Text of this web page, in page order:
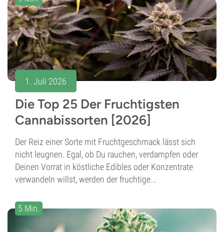
1. Juli 2026
Die Top 25 Der Fruchtigsten
Cannabissorten [2026]
Der Reiz einer Sorte mit Fruchtgeschmack lässt sich
nicht leugnen. Egal, ob Du rauchen, verdampfen oder
Deinen Vorrat in köstliche Edibles oder Konzentrate
verwandeln willst, werden der fruchtige...
5 Min.